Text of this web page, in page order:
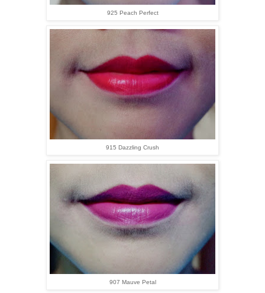
925 Peach Perfect
915 Dazzling Crush
907 Mauve Petal